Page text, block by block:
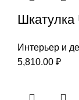
Шкатулка
Интерьер и
5,810.00 ₽